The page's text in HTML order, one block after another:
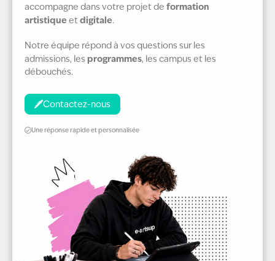
accompagne dans votre projet de formation
artistique etdigitale.
Notre équipe répond à vos questions sur les
admissions, les programmes, les campus et les
débouchés.
Contactez-nous
Une réponse rapide et personnalisée